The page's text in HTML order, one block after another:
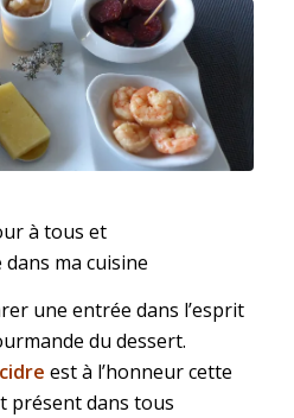
à tous et
ma cuisine
une entrée dans l’esprit
du dessert.
cidre est à l’honneur cette
présent dans tous